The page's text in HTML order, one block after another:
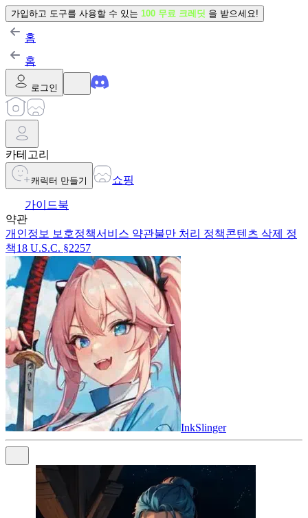
가입하고 도구를 사용할 수 있는 100 무료 크레딧 을 받으세요!
홈
홈
로그인
카테고리
캐릭터 만들기 쇼핑
가이드북
약관
개인정보 보호정책서비스 약관불만 처리 정책콘텐츠 삭제 정
책18 U.S.C. §2257
InkSlinger